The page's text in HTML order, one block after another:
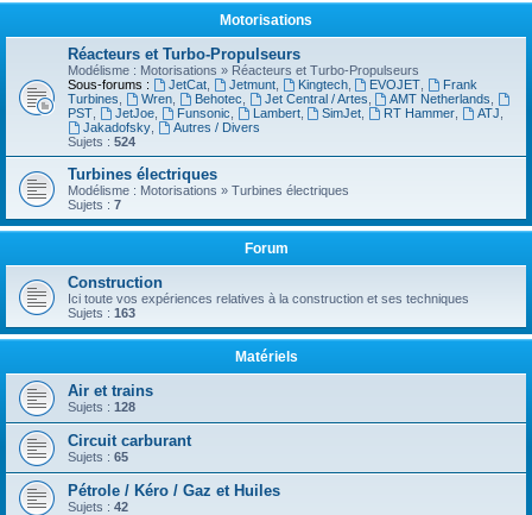
Motorisations
Réacteurs et Turbo-Propulseurs
Modélisme : Motorisations » Réacteurs et Turbo-Propulseurs
Sous-forums :
JetCat, Jetmunt, Kingtech, EVOJET
Frank
Turbines
Wren, Behotec Jet Central / Artes AMT Netherlands
PST
JetJoe, Funsonic Lambert, SimJet RT Hammer ATJ
Jakadofsky,
Autres / Divers
Sujets : 524
Turbines électriques
Modélisme : Motorisations » Turbines électriques
Sujets : 7
Forum
Construction
Ici toute vos expériences relatives à la construction et ses techniques
Sujets : 163
Matériels
Air et trains
Sujets : 128
Circuit carburant
Sujets : 65
Pétrole / Kéro / Gaz et Huiles
Sujets : 42